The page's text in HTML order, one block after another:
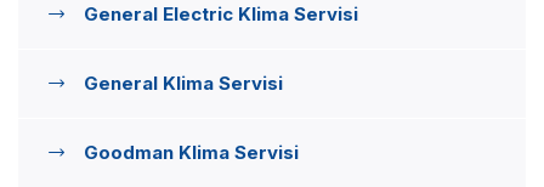
General Electric Klima Servisi
General Klima Servisi
Goodman Klima Servisi